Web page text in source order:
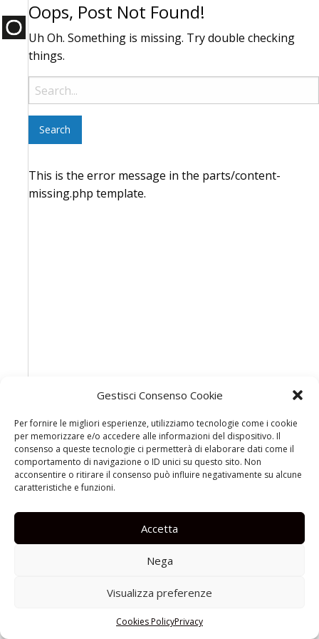
Gestisci Consenso Cookie
Per fornire le migliori esperienze, utilizziamo tecnologie come i cookie
per memorizzare e/o accedere alle informazioni del dispositivo. Il
consenso a queste tecnologie ci permetterà di elaborare dati come il
comportamento di navigazione o ID unici su questo sito. Non
acconsentire o ritirare il consenso può influire negativamente su alcune
caratteristiche e funzioni.
Accetta
Nega
Visualizza preferenze
Cookies PolicyPrivacy
Oops, Post Not Found!
Uh Oh. Something is missing. Try double checking
things.
Search
for:
This is the error message in the parts/content-
missing.php template.